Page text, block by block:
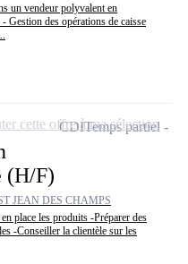
un vendeur polyvalent en
Gestion des opérations de caisse
(H/F)
JEAN DES CHAMPS
place les produits -Préparer des
-Conseiller la clientèle sur les
CDITemps partiel
cette offre à ma sélection